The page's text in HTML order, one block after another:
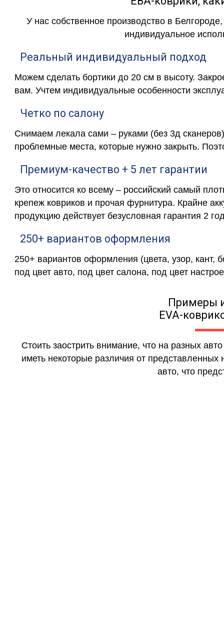
У нас собственное производство в
индивидуальное
Реальный индивидуальный подход
Можем сделать бортики до 20 см в высоту.
вам. Учтем индивидуальные особенности
Четко по салону
Снимаем лекала сами – руками (без 3д
проблемные места, которые нужно закрыть.
Премиум-качество + 5 лет гарантии
Это относится ко всему – российский самый
крепеж ковриков и прочая фурнитура. Крайне
продукцию действует безусловная гарантия 2
250+ вариантов оформления
250+ вариантов оформления (цвета, узор, кант,
под цвет авто, под цвет салона, под цвет
Примеры
EVA-
Стоить заострить внимание, что на разных
иметь некоторые различия от
авто, что